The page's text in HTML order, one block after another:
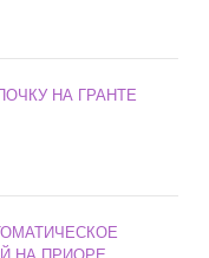
НА ГРАНТЕ